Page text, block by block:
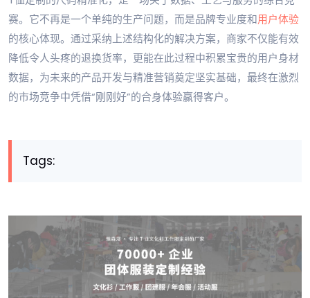
赛。它不再是一个单纯的生产问题，而是品牌专业度和用户体验
的核心体现。通过采纳上述结构化的解决方案，商家不仅能有效
降低令人头疼的退换货率，更能在此过程中积累宝贵的用户身材
数据，为未来的产品开发与精准营销奠定坚实基础，最终在激烈
的市场竞争中凭借“刚刚好”的合身体验赢得客户。
Tags: